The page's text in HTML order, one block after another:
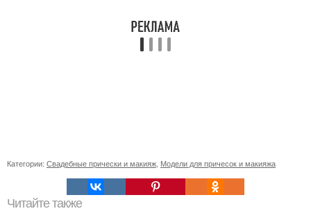
Категории: Свадебные прически и макияж Модели для причесок и макияжа
Читайте также